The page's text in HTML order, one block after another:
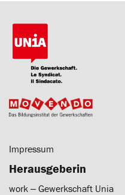
Impressum
Herausgeberin
work ‒ Gewerkschaft Unia